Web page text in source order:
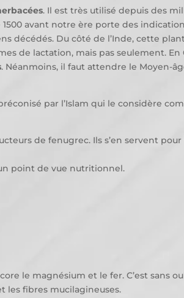
. Il est très utilisé depuis des
avant notre ère porte des
décédés. Du côté de l’Inde, cette
de lactation, mais pas seulement. En
. Néanmoins, il faut attendre le Moyen-
par l’Islam qui le considère
de fenugrec. Ils s’en servent
point de vue nutritionnel.
le magnésium et le fer. C’est sans
les fibres mucilagineuses.